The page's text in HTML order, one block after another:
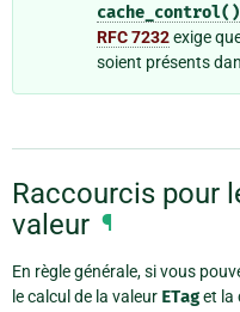
cache_control()
RFC 7232exige
soient présents
Raccourcis pour
valeur ¶
En règle générale, si vous
le calcul de la valeur ETaget la